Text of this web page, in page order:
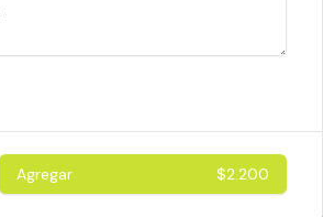
$5.800
Agregar $2.200